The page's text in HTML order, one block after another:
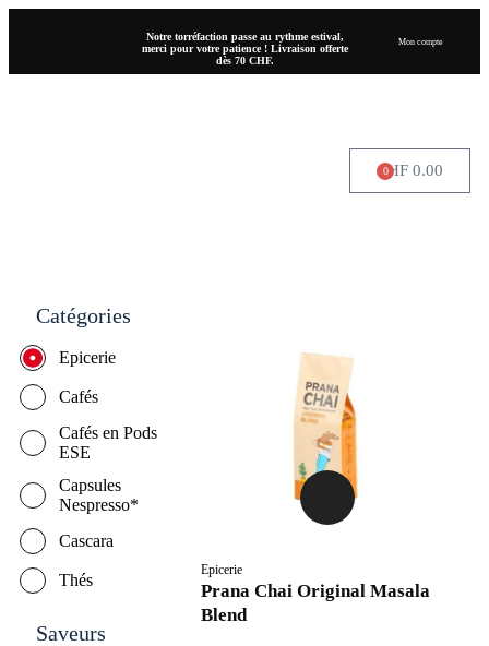
Notre torréfaction passe au rythme estival,
merci pour votre patience ! Livraison offerte
dès 70 CHF.
Mon compte
CHF 0.00
0
Catégories
Epicerie
Cafés
Cafés en Pods
ESE
Capsules
Nespresso*
Cascara
Thés
Saveurs
Epicerie
Prana Chai Original Masala
Blend